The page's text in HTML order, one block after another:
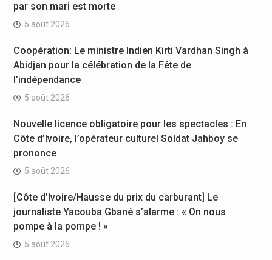
par son mari est morte
5 août 2026
Coopération: Le ministre Indien Kirti Vardhan Singh à
Abidjan pour la célébration de la Fête de
l’indépendance
5 août 2026
Nouvelle licence obligatoire pour les spectacles : En
Côte d’Ivoire, l’opérateur culturel Soldat Jahboy se
prononce
5 août 2026
[Côte d’Ivoire/Hausse du prix du carburant] Le
journaliste Yacouba Gbané s’alarme : « On nous
pompe à la pompe ! »
5 août 2026